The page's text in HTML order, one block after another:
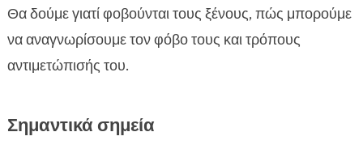
ασφάλεια
 Η σημασία της υπομονής και της κατανόησης
 Πώληση προϊόντων που βοηθούν στην
κατοικία της γάτας μας
Θα δούμε γιατί φοβούνται τους ξένους, πώς μπορούμε
να αναγνωρίσουμε τον φόβο τους και τρόπους
αντιμετώπισής του.
Σημαντικά σημεία